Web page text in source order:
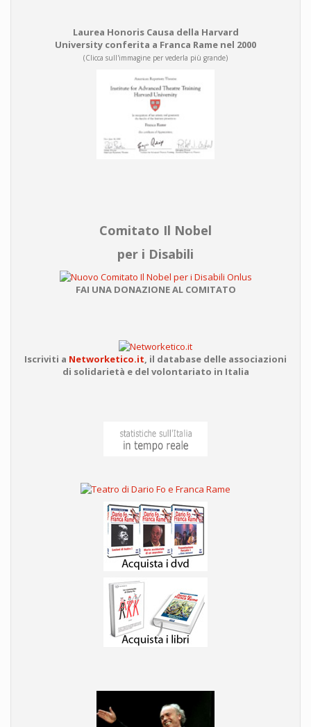
Laurea Honoris Causa della Harvard
University conferita a Franca Rame nel 2000
(Clicca sull'immagine per vederla più grande)
Comitato Il Nobel
per i Disabili
FAI UNA DONAZIONE AL COMITATO
Iscriviti a Networketico.it, il database delle associazioni
di solidarietà e del volontariato in Italia